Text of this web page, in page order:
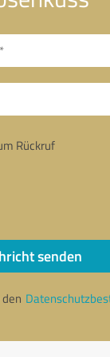
Rückruf
senden